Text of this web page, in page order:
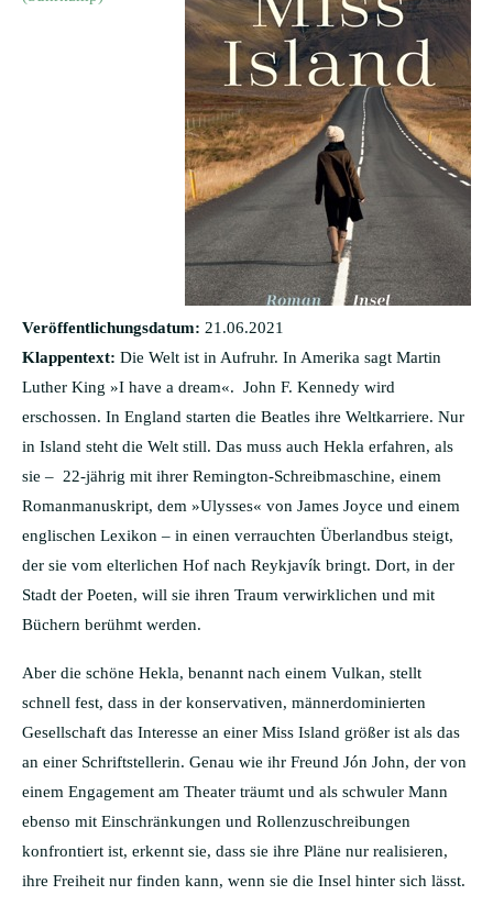
Veröffentlichungsdatum: 21.06.2021
Klappentext: Die Welt ist in Aufruhr. In Amerika sagt Martin
Luther King »I have a dream«. John F. Kennedy wird
erschossen. In England starten die Beatles ihre Weltkarriere. Nur
in Island steht die Welt still. Das muss auch Hekla erfahren, als
sie – 22-jährig mit ihrer Remington-Schreibmaschine, einem
Romanmanuskript, dem »Ulysses« von James Joyce und einem
englischen Lexikon – in einen verrauchten Überlandbus steigt,
der sie vom elterlichen Hof nach Reykjavík bringt. Dort, in der
Stadt der Poeten, will sie ihren Traum verwirklichen und mit
Büchern berühmt werden.
Aber die schöne Hekla, benannt nach einem Vulkan, stellt
schnell fest, dass in der konservativen, männerdominierten
Gesellschaft das Interesse an einer Miss Island größer ist als das
an einer Schriftstellerin. Genau wie ihr Freund Jón John, der von
einem Engagement am Theater träumt und als schwuler Mann
ebenso mit Einschränkungen und Rollenzuschreibungen
konfrontiert ist, erkennt sie, dass sie ihre Pläne nur realisieren,
ihre Freiheit nur finden kann, wenn sie die Insel hinter sich lässt.